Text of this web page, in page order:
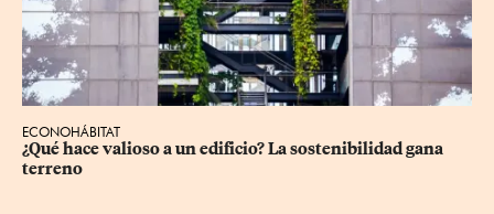
ECONOHÁBITAT
¿Qué hace valioso a un edificio? La sostenibilidad gana
terreno